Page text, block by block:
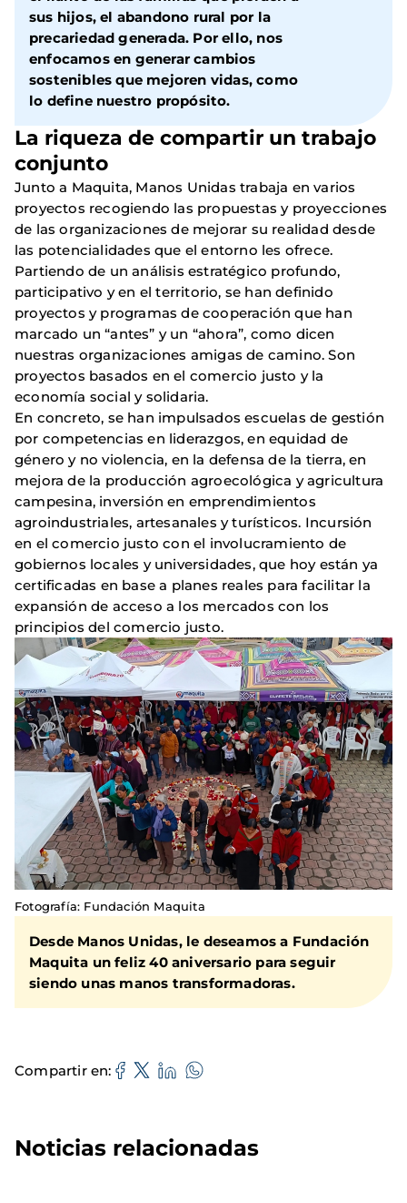
sus hijos, el abandono rural por la
precariedad generada. Por ello, nos
enfocamos en generar cambios
sostenibles que mejoren vidas, como
lo define nuestro propósito.
La riqueza de compartir un trabajo
conjunto
Junto a Maquita, Manos Unidas trabaja en varios
proyectos recogiendo las propuestas y proyecciones
de las organizaciones de mejorar su realidad desde
las potencialidades que el entorno les ofrece.
Partiendo de un análisis estratégico profundo,
participativo y en el territorio, se han definido
proyectos y programas de cooperación que han
marcado un “antes” y un “ahora”, como dicen
nuestras organizaciones amigas de camino. Son
proyectos basados en el comercio justo y la
economía social y solidaria.
En concreto, se han impulsados escuelas de gestión
por competencias en liderazgos, en equidad de
género y no violencia, en la defensa de la tierra, en
mejora de la producción agroecológica y agricultura
campesina, inversión en emprendimientos
agroindustriales, artesanales y turísticos. Incursión
en el comercio justo con el involucramiento de
gobiernos locales y universidades, que hoy están ya
certificadas en base a planes reales para facilitar la
expansión de acceso a los mercados con los
principios del comercio justo.
Fotografía: Fundación Maquita
Desde Manos Unidas, le deseamos a Fundación
Maquita un feliz 40 aniversario para seguir
siendo unas manos transformadoras.
Compartir en
Noticias relacionadas